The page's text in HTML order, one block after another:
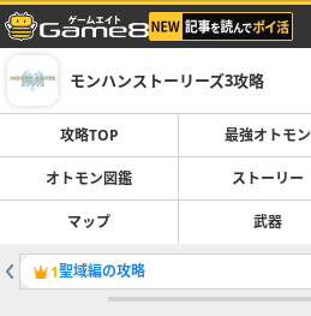
モンハンストーリーズ3攻略
攻略TOP 最強オトモン
オトモン図鑑 ストーリー
マップ 武器
1聖域編の攻略